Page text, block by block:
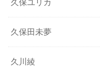
久保ユリカ
久保田未夢
久川綾